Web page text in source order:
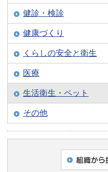
健診・検診
健康づくり
くらしの安全と衛生
医療
生活衛生・ペット
その他